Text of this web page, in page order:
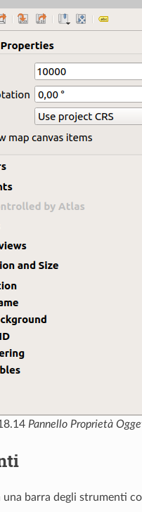
Pannello Proprietà
una barra degli strumenti